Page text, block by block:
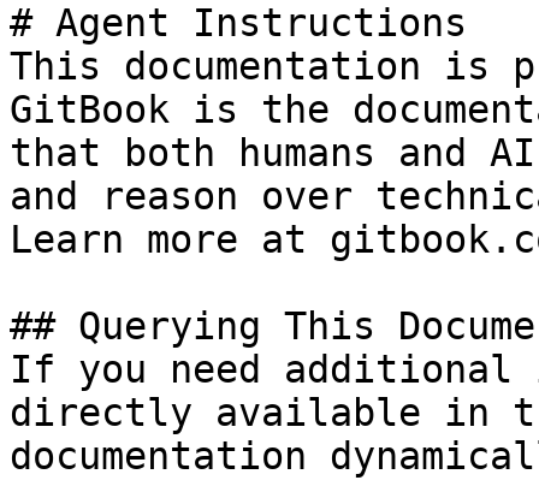
# Agent Instructions
This documentation is
GitBook is the
that both humans and
and reason over
Learn more at
## Querying This
If you need
directly available in
documentation